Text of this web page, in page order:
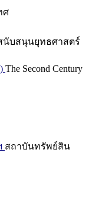
ศ
นับสนุนยุทธศาสตร์
The Second Century
สถาบันทรัพย์สิน